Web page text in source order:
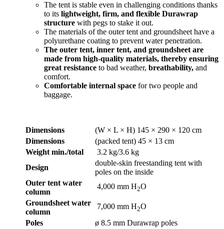
The tent is stable even in challenging conditions thanks
to its lightweight, firm, and flexible Durawrap
structure with pegs to stake it out.
The materials of the outer tent and groundsheet have a
polyurethane coating to prevent water penetration.
The outer tent, inner tent, and groundsheet are
made from high-quality materials, thereby ensuring
great resistance to bad weather, breathability, and
comfort.
Comfortable internal space for two people and
baggage.
Dimensions
(W × L × H) 145 × 290 × 120 cm
Dimensions
(packed tent) 45 × 13 cm
Weight min./total
3.2 kg/3.6 kg
Design
double-skin freestanding tent with
poles on the inside
Outer tent water
column
4,000 mm H2O
Groundsheet water
column
7,000 mm H2O
Poles
ø 8.5 mm Durawrap poles